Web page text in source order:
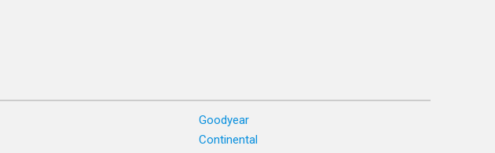
Goodyear
Continental